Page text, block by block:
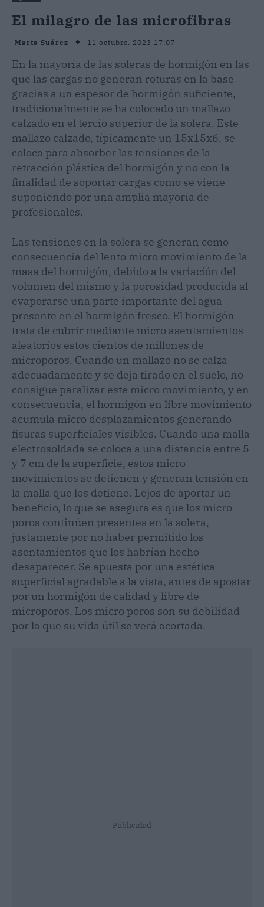
El milagro de las microfibras
Marta Suárez 11 octubre, 2023 17:07
En la mayoría de las soleras de hormigón en las
que las cargas no generan roturas en la base
gracias a un espesor de hormigón suficiente,
tradicionalmente se ha colocado un mallazo
calzado en el tercio superior de la solera. Este
mallazo calzado, típicamente un 15x15x6, se
coloca para absorber las tensiones de la
retracción plástica del hormigón y no con la
finalidad de soportar cargas como se viene
suponiendo por una amplia mayoría de
profesionales.
Las tensiones en la solera se generan como
consecuencia del lento micro movimiento de la
masa del hormigón, debido a la variación del
volumen del mismo y la porosidad producida al
evaporarse una parte importante del agua
presente en el hormigón fresco. El hormigón
trata de cubrir mediante micro asentamientos
aleatorios estos cientos de millones de
microporos. Cuando un mallazo no se calza
adecuadamente y se deja tirado en el suelo, no
consigue paralizar este micro movimiento, y en
consecuencia, el hormigón en libre movimiento
acumula micro desplazamientos generando
fisuras superficiales visibles. Cuando una malla
electrosoldada se coloca a una distancia entre 5
y 7 cm de la superficie, estos micro
movimientos se detienen y generan tensión en
la malla que los detiene. Lejos de aportar un
beneficio, lo que se asegura es que los micro
poros continúen presentes en la solera,
justamente por no haber permitido los
asentamientos que los habrían hecho
desaparecer. Se apuesta por una estética
superficial agradable a la vista, antes de apostar
por un hormigón de calidad y libre de
microporos. Los micro poros son su debilidad
por la que su vida útil se verá acortada.
Publicidad